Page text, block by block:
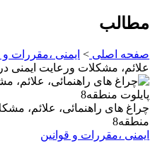
مطالب
صفحه اصلی > ایمنی ،مقررات و
علائم، مشكلات ورعایت ایمنی
چراغ های راهنمائی، علائم،
منطقه8
ایمنی ،مقررات و قوانین